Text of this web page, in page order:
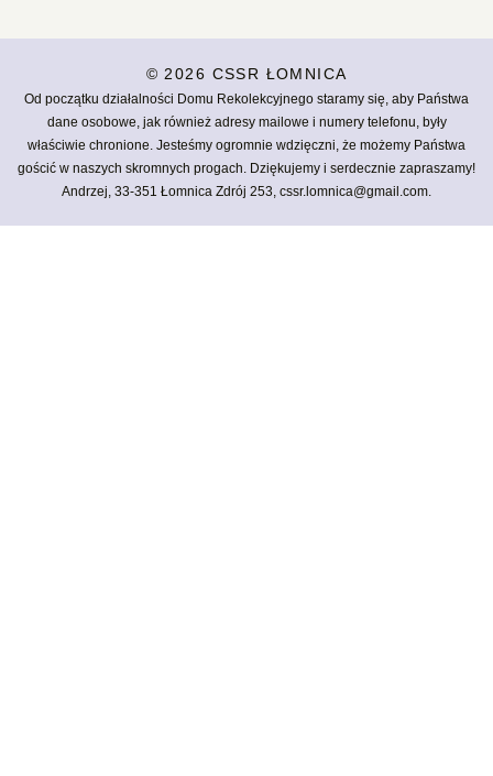
© 2026 CSSR ŁOMNICA
Od początku działalności Domu Rekolekcyjnego staramy się, aby Państwa
dane osobowe, jak również adresy mailowe i numery telefonu, były
właściwie chronione. Jesteśmy ogromnie wdzięczni, że możemy Państwa
gościć w naszych skromnych progach. Dziękujemy i serdecznie zapraszamy!
Andrzej, 33-351 Łomnica Zdrój 253, cssr.lomnica@gmail.com.